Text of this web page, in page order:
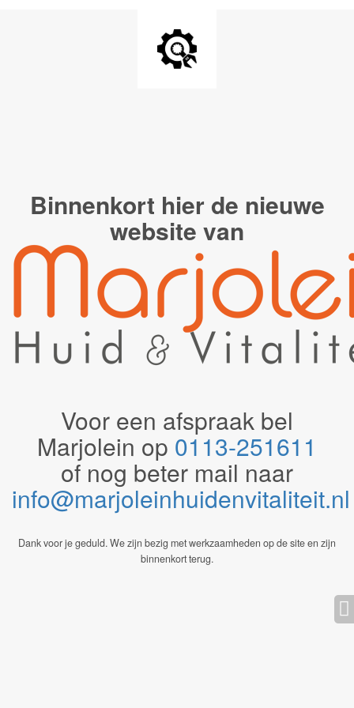
Binnenkort hier de nieuwe
website van
Voor een afspraak bel
Marjolein op 0113-251611
of nog beter mail naar
Dank voor je geduld. We zijn bezig met werkzaamheden op de site en zijn
binnenkort terug.